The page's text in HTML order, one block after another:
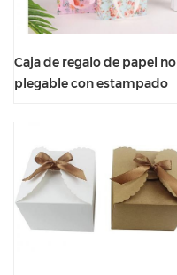
Caja de regalo de papel no
plegable con estampado